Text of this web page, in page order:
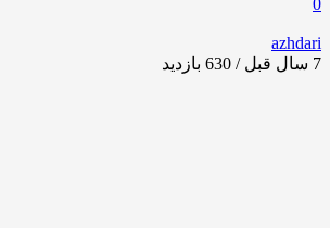
azhdari
7 سال قبل / 630
بازدید